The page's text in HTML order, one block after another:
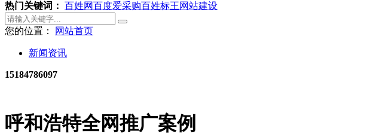
热门关键词： 百姓网百度爱采购百姓标王网站建设
您的位置： 网站首页
呼和浩特全网推广案例
新闻资讯
15184786097